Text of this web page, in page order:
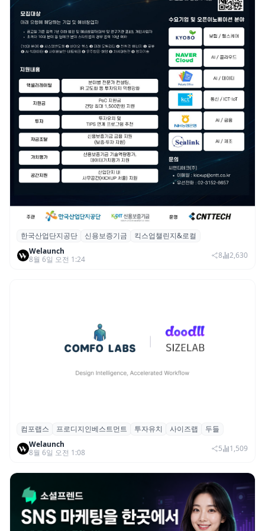
산단공·신보, 2026 ‘킥스업 챌린지&로컬’ 참
여 스타트업 모집
한국산업단지공단 신용보증기금
킥스업챌린지&로컬
Welaunch
8월 6일 오전 1:24
8 2,630
컴포랩스, 프로디지인베스트먼트로부터 시
드 투자 유치
컴포랩스 프로디지인베스트먼트 투자유치 사이즈랩
두들
Welaunch
8월 6일 오전 1:08
5 1,509